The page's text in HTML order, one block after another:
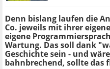
Denn bislang laufen die
Co. jeweils mit ihrer
eigene
Wartung. Das soll dank
Geschichte sein - und
bahnbrechend, sollte das